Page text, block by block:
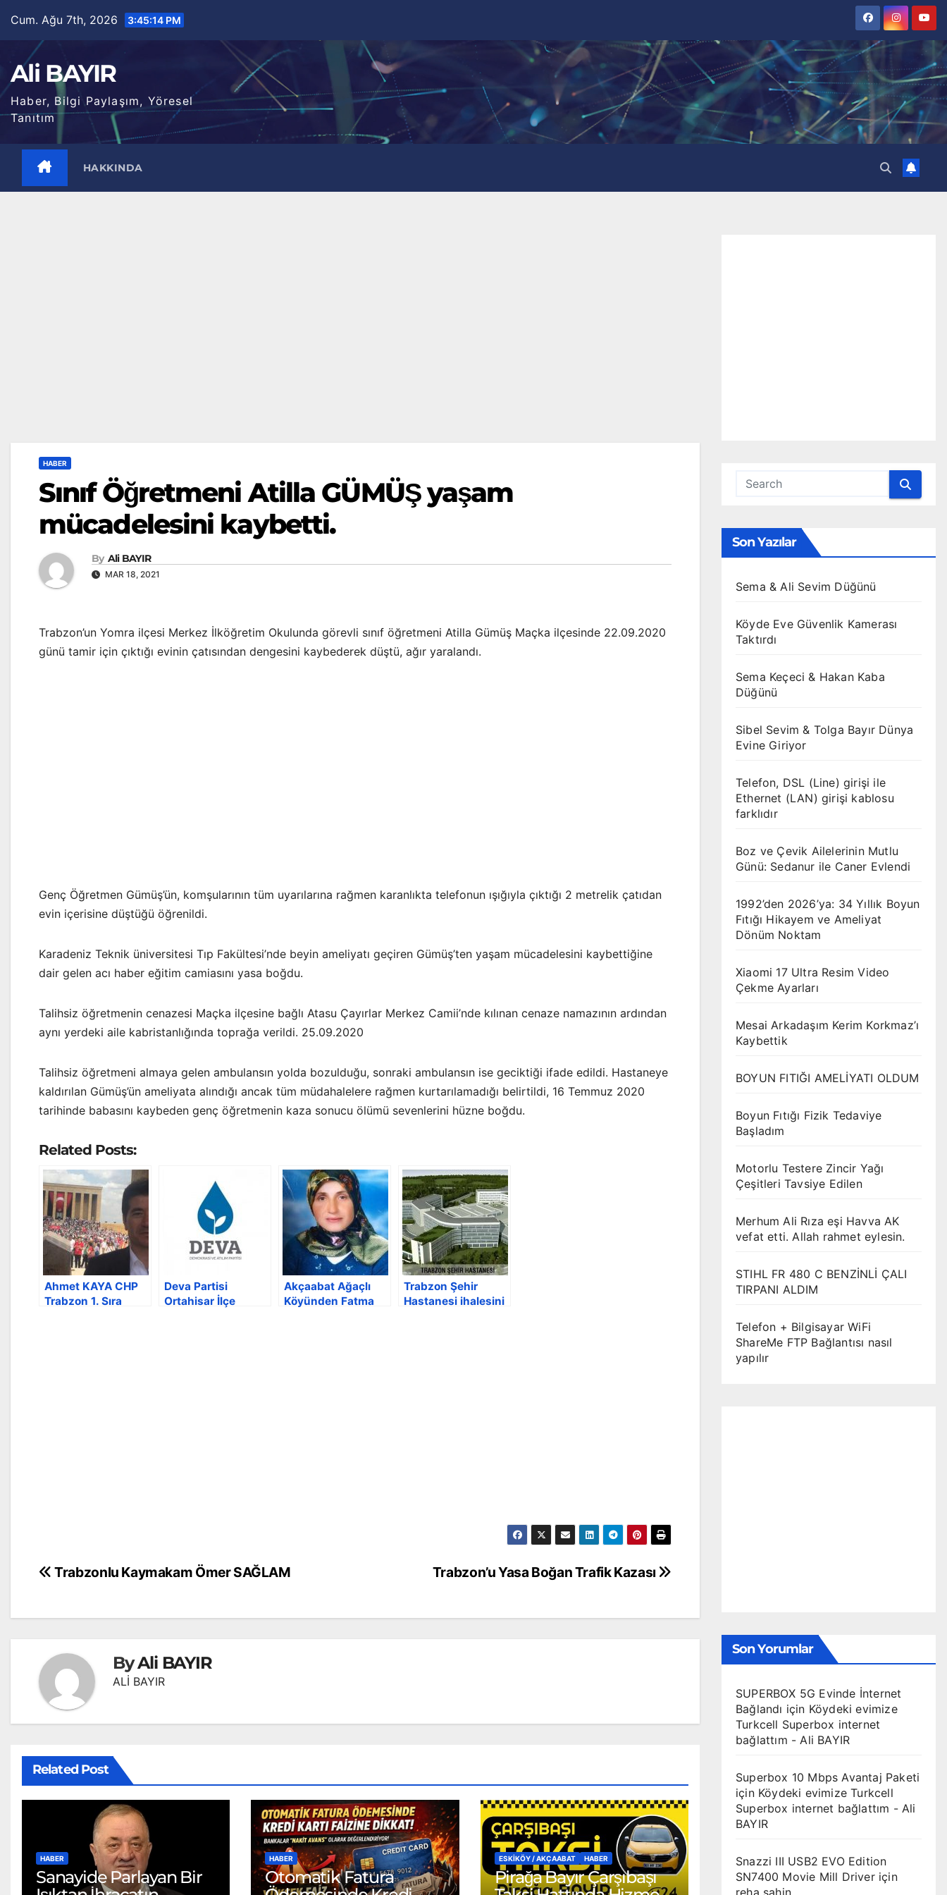
content
Cum. Ağu 7th, 2026 3:45:15 PM
Ali BAYIR
Haber, Bilgi Paylaşım, Yöresel
Tanıtım
HAKKINDA
HABER
Sınıf Öğretmeni Atilla GÜMÜŞ yaşam
mücadelesini kaybetti.
By Ali BAYIR
MAR 18, 2021
Trabzon’un Yomra ilçesi Merkez İlköğretim Okulunda görevli sınıf öğretmeni Atilla Gümüş Maçka ilçesinde 22.09.2020
günü tamir için çıktığı evinin çatısından dengesini kaybederek düştü, ağır yaralandı.
Genç Öğretmen Gümüş’ün, komşularının tüm uyarılarına rağmen karanlıkta telefonun ışığıyla çıktığı 2 metrelik çatıdan
evin içerisine düştüğü öğrenildi.
Karadeniz Teknik üniversitesi Tıp Fakültesi’nde beyin ameliyatı geçiren Gümüş’ten yaşam mücadelesini kaybettiğine
dair gelen acı haber eğitim camiasını yasa boğdu.
Talihsiz öğretmenin cenazesi Maçka ilçesine bağlı Atasu Çayırlar Merkez Camii’nde kılınan cenaze namazının ardından
aynı yerdeki aile kabristanlığında toprağa verildi. 25.09.2020
Talihsiz öğretmeni almaya gelen ambulansın yolda bozulduğu, sonraki ambulansın ise geciktiği ifade edildi. Hastaneye
kaldırılan Gümüş’ün ameliyata alındığı ancak tüm müdahalelere rağmen kurtarılamadığı belirtildi, 16 Temmuz 2020
tarihinde babasını kaybeden genç öğretmenin kaza sonucu ölümü sevenlerini hüzne boğdu.
Related Posts:
Ahmet KAYA CHP
Trabzon 1. Sıra
Deva Partisi
Ortahisar İlçe
Akçaabat Ağaçlı
Köyünden Fatma
Trabzon Şehir
Hastanesi ihalesini
Yazı
Trabzon’u Yasa Boğan Trafik Kazası
Trabzonlu Kaymakam Ömer SAĞLAM
ByAli BAYIR
ALİ BAYIR
Related Post
HABER
Sanayide Parlayan Bir
HABER
Otomatik Fatura
ESKİKÖY / AKÇAABAT HABER
Pirağa Bayır Çarşıbaşı
Son Yazılar
Sema & Ali Sevim Düğünü
Köyde Eve Güvenlik Kamerası
Taktırdı
Sema Keçeci & Hakan Kaba
Düğünü
Sibel Sevim & Tolga Bayır Dünya
Evine Giriyor
Telefon, DSL (Line) girişi ile
Ethernet (LAN) girişi kablosu
farklıdır
Boz ve Çevik Ailelerinin Mutlu
Günü: Sedanur ile Caner Evlendi
1992’den 2026’ya: 34 Yıllık Boyun
Fıtığı Hikayem ve Ameliyat
Dönüm Noktam
Xiaomi 17 Ultra Resim Video
Çekme Ayarları
Mesai Arkadaşım Kerim Korkmaz’ı
Kaybettik
BOYUN FITIĞI AMELİYATI OLDUM
Boyun Fıtığı Fizik Tedaviye
Başladım
Motorlu Testere Zincir Yağı
Çeşitleri Tavsiye Edilen
Merhum Ali Rıza eşi Havva AK
vefat etti. Allah rahmet eylesin.
STIHL FR 480 C BENZİNLİ ÇALI
TIRPANI ALDIM
Telefon + Bilgisayar WiFi
ShareMe FTP Bağlantısı nasıl
yapılır
Son Yorumlar
SUPERBOX 5G Evinde İnternet
Bağlandı için Köydeki evimize
Turkcell Superbox internet
bağlattım - Ali BAYIR
Superbox 10 Mbps Avantaj Paketi
için Köydeki evimize Turkcell
Superbox internet bağlattım - Ali
BAYIR
Snazzi III USB2 EVO Edition
SN7400 Movie Mill Driveriçin
reha sahin